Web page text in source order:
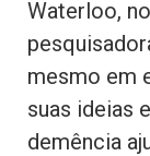
Waterloo,
mesmo em
suas ideias
demência